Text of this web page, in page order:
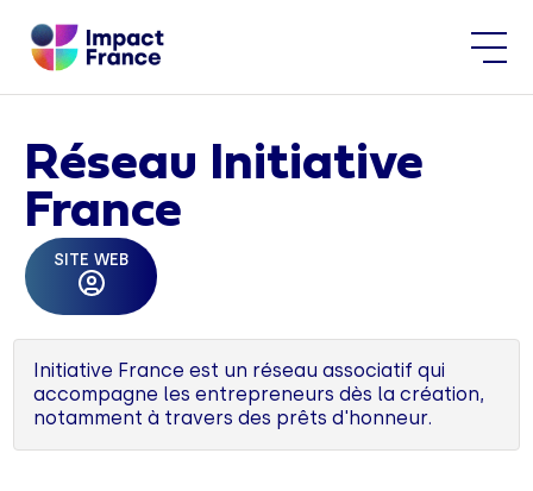
Réseau Initiative
France
SITE WEB
Initiative France est un réseau associatif qui
accompagne les entrepreneurs dès la création,
notamment à travers des prêts d'honneur.